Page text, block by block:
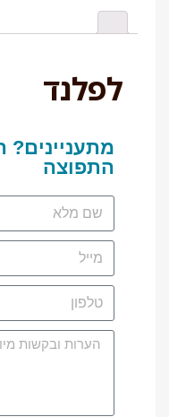
לפלנד
התפוצה